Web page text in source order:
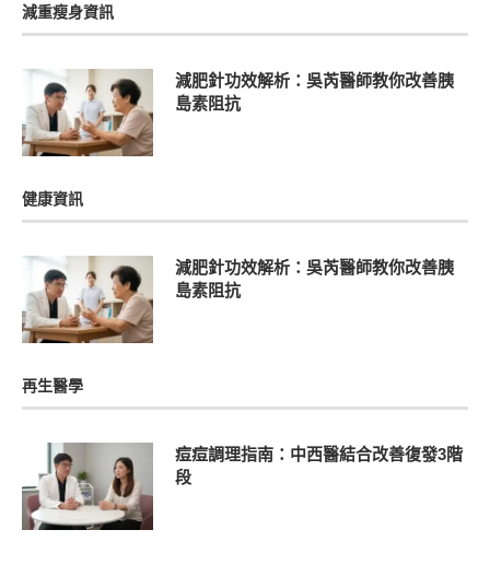
減重瘦身資訊
減肥針功效解析：吳芮醫師教你改善胰
島素阻抗
健康資訊
減肥針功效解析：吳芮醫師教你改善胰
島素阻抗
再生醫學
痘痘調理指南：中西醫結合改善復發3階
段